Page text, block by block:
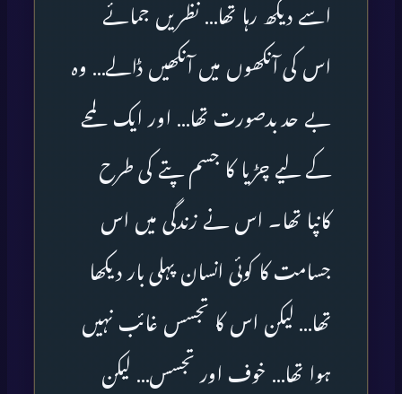
اسے دیکھ رہا تھا… نظریں جمائے
اس کی آنکھوں میں آنکھیں ڈالے… وہ
بے حد بدصورت تھا… اور ایک لمحے
کے لیے چڑیا کا جسم پتے کی طرح
کانپا تھا۔ اس نے زندگی میں اس
جسامت کا کوئی انسان پہلی بار دیکھا
تھا… لیکن اس کا تجسس غائب نہیں
ہوا تھا… خوف اور تجسس… لیکن